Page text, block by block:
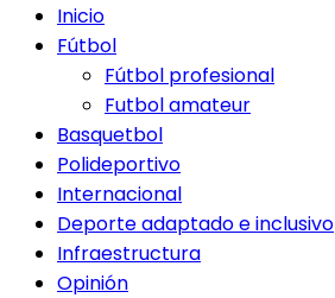
Inicio
Fútbol
Fútbol profesional
Futbol amateur
Basquetbol
Polideportivo
Internacional
Deporte adaptado e inclusivo
Infraestructura
Opinión